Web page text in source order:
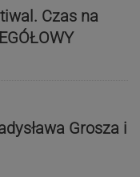
Czas na
Grosza i